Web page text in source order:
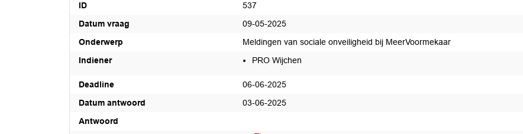
ID
537
Datum vraag
09-05-2025
Onderwerp
Meldingen van sociale onveiligheid bij MeerVoormekaar
Indiener
PRO Wijchen
Deadline
06-06-2025
Datum antwoord
03-06-2025
Antwoord